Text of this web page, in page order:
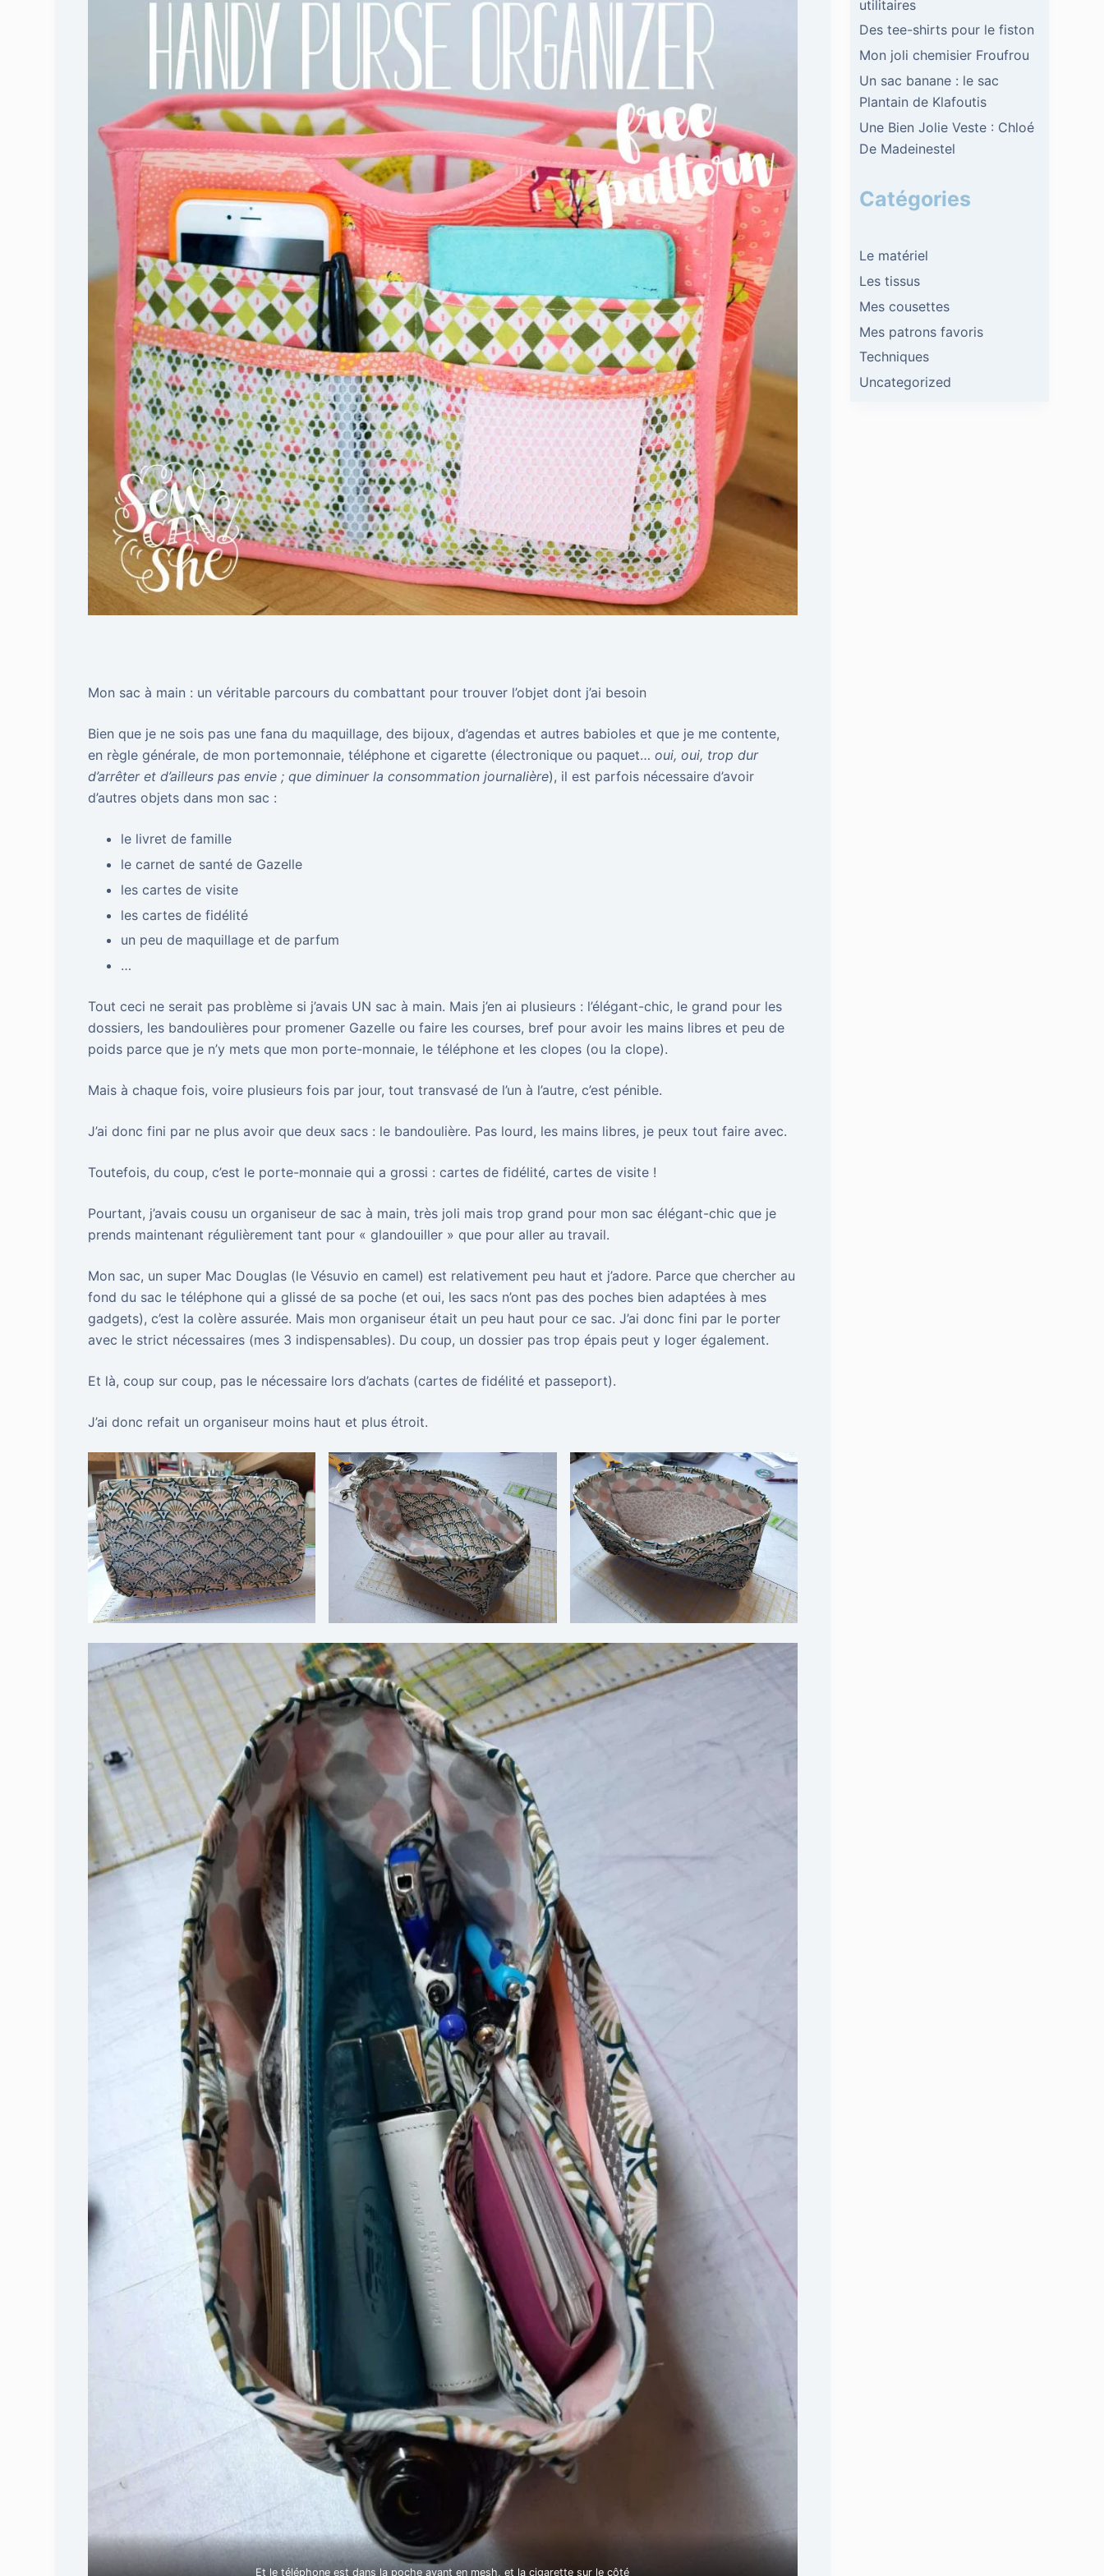
Mon sac à main : un véritable parcours du combattant pour trouver l’objet dont j’ai besoin
Bien que je ne sois pas une fana du maquillage, des bijoux, d’agendas et autres babioles et que je me contente,
en règle générale, de mon portemonnaie, téléphone et cigarette (électronique ou paquet…oui, oui, trop dur
d’arrêter et d’ailleurs pas envie ; que diminuer la consommation journalière), il est parfois nécessaire d’avoir
d’autres objets dans mon sac :
le livret de famille
le carnet de santé de Gazelle
les cartes de visite
les cartes de fidélité
un peu de maquillage et de parfum
…
Tout ceci ne serait pas problème si j’avais UN sac à main. Mais j’en ai plusieurs : l’élégant-chic, le grand pour les
dossiers, les bandoulières pour promener Gazelle ou faire les courses, bref pour avoir les mains libres et peu de
poids parce que je n’y mets que mon porte-monnaie, le téléphone et les clopes (ou la clope).
Mais à chaque fois, voire plusieurs fois par jour, tout transvasé de l’un à l’autre, c’est pénible.
J’ai donc fini par ne plus avoir que deux sacs : le bandoulière. Pas lourd, les mains libres, je peux tout faire avec.
Toutefois, du coup, c’est le porte-monnaie qui a grossi : cartes de fidélité, cartes de visite !
Pourtant, j’avais cousu un organiseur de sac à main, très joli mais trop grand pour mon sac élégant-chic que je
prends maintenant régulièrement tant pour « glandouiller » que pour aller au travail.
Mon sac, un super Mac Douglas (le Vésuvio en camel) est relativement peu haut et j’adore. Parce que chercher au
fond du sac le téléphone qui a glissé de sa poche (et oui, les sacs n’ont pas des poches bien adaptées à mes
gadgets), c’est la colère assurée. Mais mon organiseur était un peu haut pour ce sac. J’ai donc fini par le porter
avec le strict nécessaires (mes 3 indispensables). Du coup, un dossier pas trop épais peut y loger également.
Et là, coup sur coup, pas le nécessaire lors d’achats (cartes de fidélité et passeport).
J’ai donc refait un organiseur moins haut et plus étroit.
Et le téléphone est dans la poche avant en mesh, et la cigarette sur le côté
utilitaires
Des tee-shirts pour le fiston
Mon joli chemisier Froufrou
Un sac banane : le sac
Plantain de Klafoutis
Une Bien Jolie Veste : Chloé
De Madeinestel
Catégories
Le matériel
Les tissus
Mes cousettes
Mes patrons favoris
Techniques
Uncategorized